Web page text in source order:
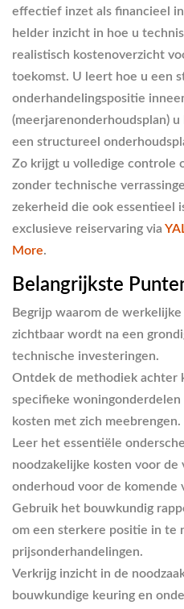
effectief inzet als financieel
helder inzicht in hoe u
realistisch kostenoverzicht
toekomst. U leert hoe u een
onderhandelingspositie
(meerjarenonderhoudsplan)
een structureel
Zo krijgt u volledige controle
zonder technische
zekerheid die ook essentieel
exclusieve reiservaring via
More.
Belangrijkste
Begrijp waarom de
zichtbaar wordt na een
technische investeringen.
Ontdek de methodiek achter
specifieke woningonderdelen
kosten met zich meebrengen.
Leer het essentiële
noodzakelijke kosten voor de
onderhoud voor de komende
Gebruik het bouwkundig
om een sterkere positie in te
prijsonderhandelingen.
Verkrijg inzicht in de
bouwkundige keuring en